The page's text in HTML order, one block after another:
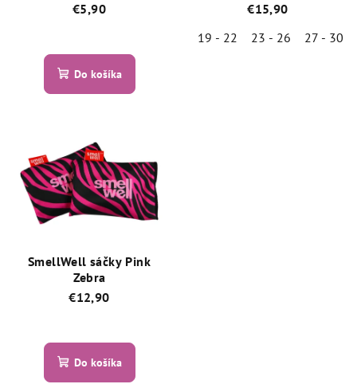
€5,90
hodnotenie
produktu
hviezdičiek.
Do košíka
€15,90
19 - 22
23 - 26 27 - 30
SmellWell sáčky Pink
Zebra
€12,90
hodnotenie
produktu
Do košíka